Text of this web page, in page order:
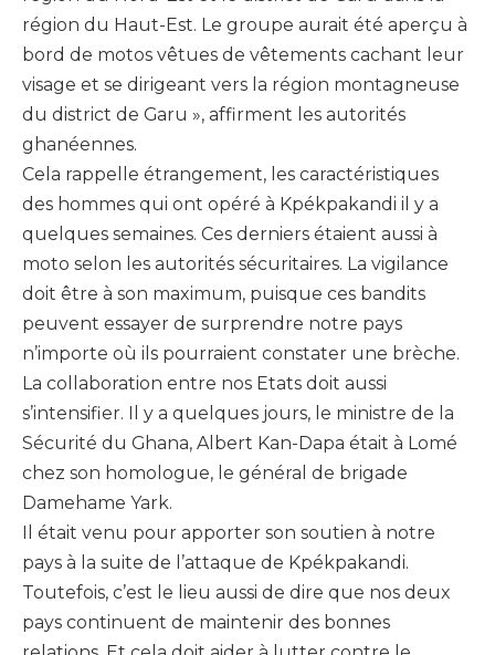
région du Haut-Est. Le groupe aurait été aperçu à
bord de motos vêtues de vêtements cachant leur
visage et se dirigeant vers la région montagneuse
du district de Garu », affirment les autorités
ghanéennes.
Cela rappelle étrangement, les caractéristiques
des hommes qui ont opéré à Kpékpakandi il y a
quelques semaines. Ces derniers étaient aussi à
moto selon les autorités sécuritaires. La vigilance
doit être à son maximum, puisque ces bandits
peuvent essayer de surprendre notre pays
n’importe où ils pourraient constater une brèche.
La collaboration entre nos Etats doit aussi
s’intensifier. Il y a quelques jours, le ministre de la
Sécurité du Ghana, Albert Kan-Dapa était à Lomé
chez son homologue, le général de brigade
Damehame Yark.
Il était venu pour apporter son soutien à notre
pays à la suite de l’attaque de Kpékpakandi.
Toutefois, c’est le lieu aussi de dire que nos deux
pays continuent de maintenir des bonnes